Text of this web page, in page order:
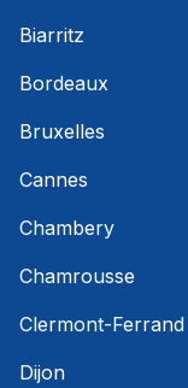
Biarritz
Bordeaux
Bruxelles
Cannes
Chambery
Chamrousse
Clermont-Ferrand
Dijon